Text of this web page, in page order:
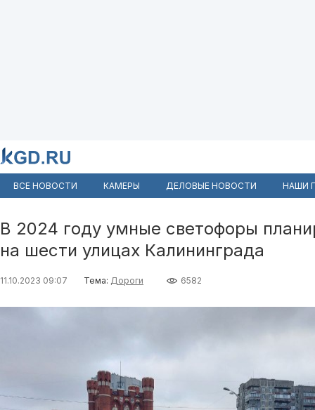
ВСЕ НОВОСТИ КАМЕРЫ ДЕЛОВЫЕ НОВОСТИ НАШИ
В 2024 году умные светофоры
на шести улицах Калининграда
11.10.2023 09:07 Тема: Дороги 6582